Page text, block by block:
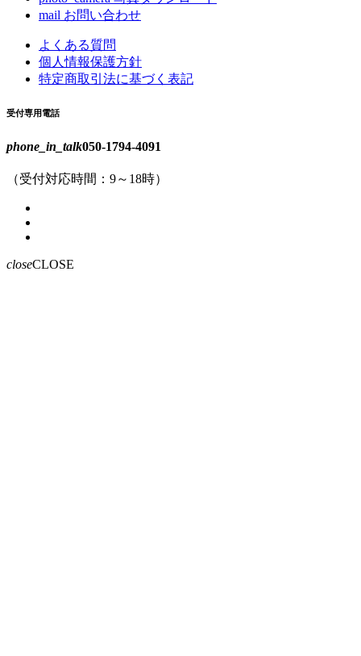
mail お問い合わせ
よくある質問
個人情報保護方針
特定商取引法に基づく表記
受付専用電話
phone_in_talk050-1794-4091
（受付対応時間：9～18時）
closeCLOSE